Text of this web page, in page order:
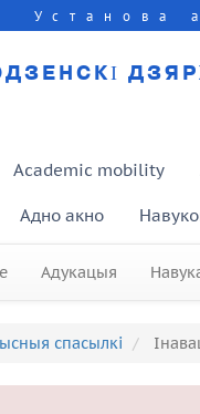
Установа
Academic mobility
Адно акно
Адукацыя
спасылкі